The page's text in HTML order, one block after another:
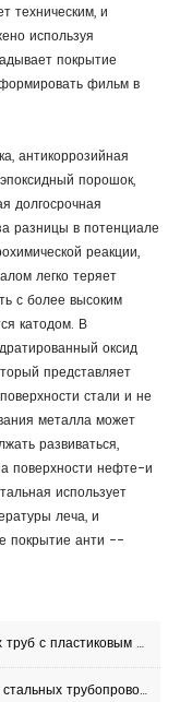
техническим, и
используя
покрытие
фильм в
антикоррозийная
порошок,
долгосрочная
разницы в потенциале
реакции,
легко теряет
с более высоким
катодом. В
оксид
представляет
стали и не
металла может
развиваться,
поверхности нефте-и
использует
леча, и
покрытие анти --
покрытием
трубопроводов